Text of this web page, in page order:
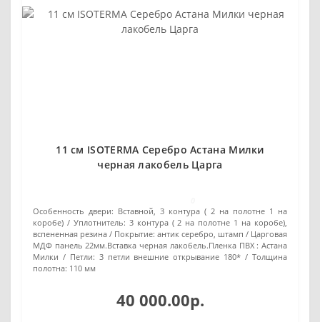
11 см ISOTERMA Серебро Астана Милки
черная лакобель Царга
Особенность двери: Вставной, 3 контура ( 2 на полотне 1 на
коробе)
Уплотнитель: 3 контура ( 2 на полотне 1 на коробе),
вспененная резина
Покрытие: антик серебро, штамп / Царговая
МДФ панель 22мм.Вставка черная лакобель.Пленка ПВХ : Астана
Милки
Петли: 3 петли внешние открывание 180*
Толщина
полотна: 110 мм
40 000.00р.